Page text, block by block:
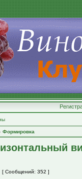
Формировка
[ Сообщений: 352 ]